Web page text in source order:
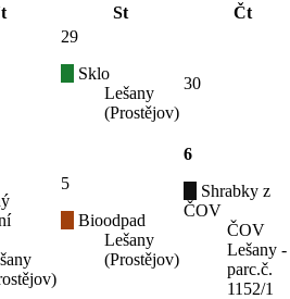
St
Čt
29
Sklo
Lešany
(Prostějov)
30
5
Bioodpad
Lešany
(Prostějov)
6
Shrabky z
ČOV
ČOV
Lešany -
parc.č.
1152/1